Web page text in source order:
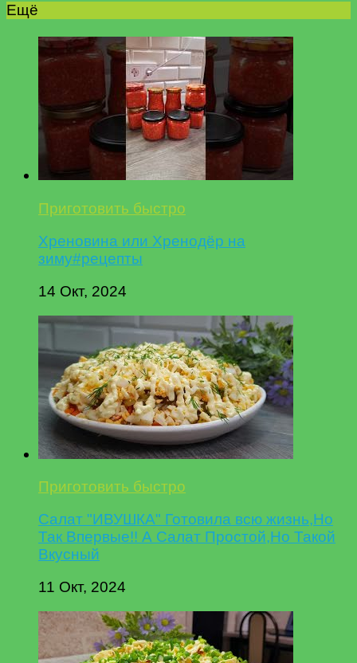
Ещё
Приготовить быстро
Хреновина или Хренодёр на
зиму#рецепты
14 Окт, 2024
Приготовить быстро
Салат "ИВУШКА" Готовила всю жизнь,Но
Так Впервые!! А Салат Простой,Но Такой
Вкусный
11 Окт, 2024